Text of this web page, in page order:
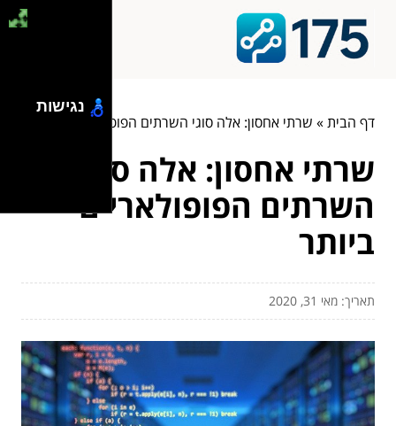
דף הבית» שרתי אחסון: אלה סוגי השרתים הפופולאריים ביותר
שרתי אחסון: אלה סוגי
השרתים הפופולאריים
ביותר
תאריך: מאי 31, 2020
נגישות